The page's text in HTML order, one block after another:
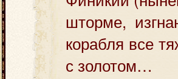
шторме,
корабля все
с золотом…